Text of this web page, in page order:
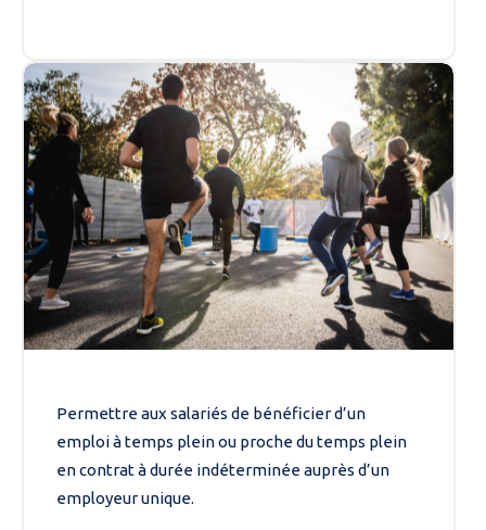
Permettre aux salariés de bénéficier d’un
emploi à temps plein ou proche du temps plein
en contrat à durée indéterminée auprès d’un
employeur unique.